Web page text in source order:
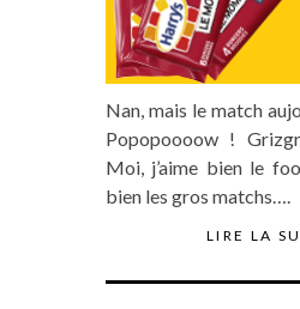
Nan, mais le match
Popopoooow !
Moi, j’aime bien le
bien les gros matchs….
LIRE LA